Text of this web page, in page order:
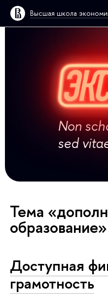
Высшая школа
Non
sed
Тема
образование»
Доступная
грамотность